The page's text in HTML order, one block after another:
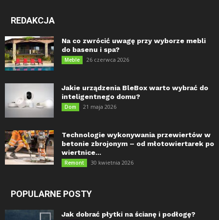
REDAKCJA
Na co zwrócić uwagę przy wyborze mebli
do basenu i spa?
Meble 26 czerwca 2026
Jakie urządzenia BleBox warto wybrać do
inteligentnego domu?
Dom 21 maja 2026
Technologie wykonywania przewiertów w
betonie zbrojonym – od młotowiertarek po
wiertnice...
Remont 30 kwietnia 2026
POPULARNE POSTY
Jak dobrać płytki na ścianę i podłogę?